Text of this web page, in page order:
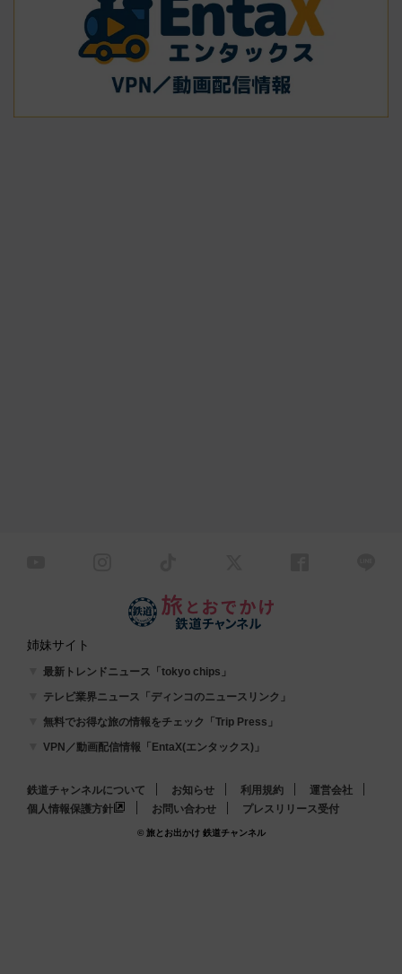
姉妹サイト
最新トレンドニュース「tokyo chips」
テレビ業界ニュース「ディンコのニュースリンク」
無料でお得な旅の情報をチェック「Trip Press」
VPN／動画配信情報「EntaX(エンタックス)」
鉄道チャンネルについて お知らせ 利用規約
運営会社
個人情報保護方針
お問い合わせ プレスリリース受付
© 旅とお出かけ 鉄道チャンネル